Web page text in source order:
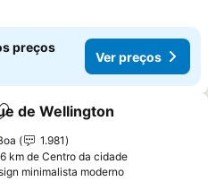
preços
Ver preços
aos favoritos
de Wellington
1.981
km de Centro da cidade
minimalista moderno